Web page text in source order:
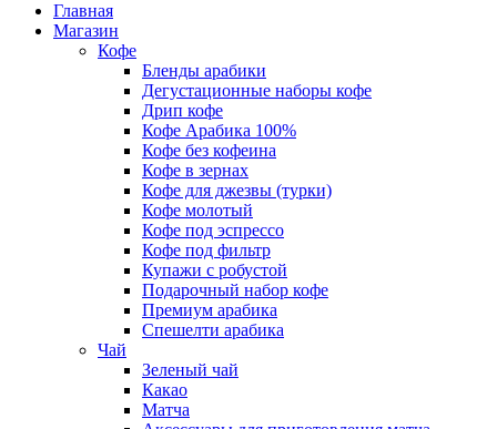
Главная
Магазин
Кофе
Бленды арабики
Дегустационные наборы кофе
Дрип кофе
Кофе Арабика 100%
Кофе без кофеина
Кофе в зернах
Кофе для джезвы (турки)
Кофе молотый
Кофе под эспрессо
Кофе под фильтр
Купажи с робустой
Подарочный набор кофе
Премиум арабика
Спешелти арабика
Чай
Зеленый чай
Какао
Матча